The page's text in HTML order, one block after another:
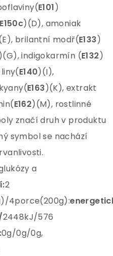
E101)
E150c)(D), amoniak
brilantní modř(E133)
)(G), indigokarmín (E132)
E140)(I),
E163)(K), extrakt
E162)(M), rostlinné
značí druh v produktu
symbol se nachází
a
2
4porce(200g):
2448kJ/576
0g/0g/0g,